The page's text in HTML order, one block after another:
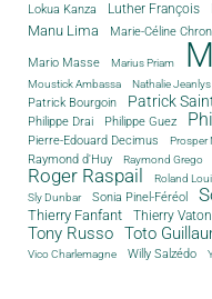
Lokua Kanza
Luther François
Manu Lima Marie-Céline
Mario Masse Marius Priam
Moustick Ambassa Nathalie Jeanlys
Patrick Bourgoin
Patrick
Philippe Drai
Philippe Guez
Pierre-Edouard Decimus Prosper
Raymond d'Huy
Raymond Grego
Roger Raspail Roland
Sly Dunbar Sonia Pinel-Féréol
Thierry Fanfant Thierry Vaton
Tony Russo Toto
Vico Charlemagne Willy Salzédo